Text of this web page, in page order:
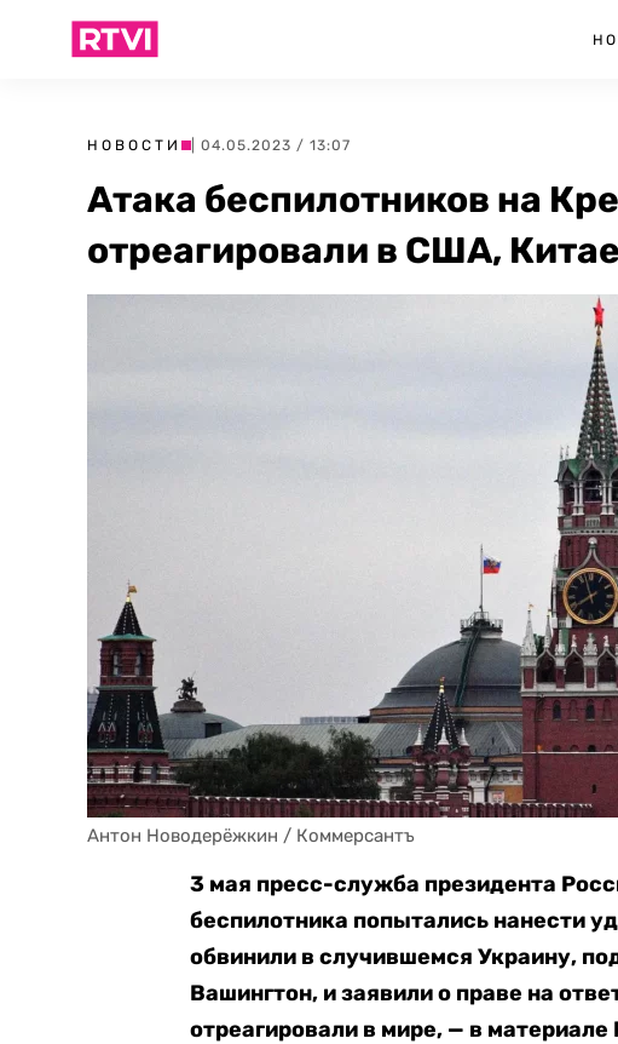
НОВОСТИ | 04.05.2023 / 13:07
Атака беспилотников на
отреагировали в США,
Антон Новодерёжкин / Коммерсантъ
3 мая пресс-служба президента
беспилотника попытались нанести
обвинили в случившемся Украину,
Вашингтон, и заявили о праве на
отреагировали в мире, — в материале